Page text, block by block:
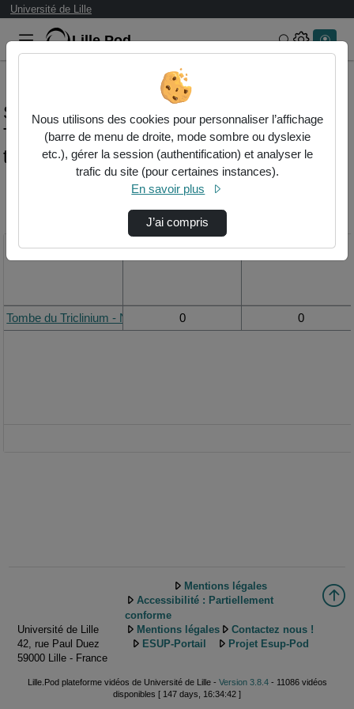
Université de Lille
Lille.Pod Rechercher
Statistiques de visualisation de la vidéo
Tombe du triclinium - nécropole de
tarquinia (italie)
Titre Vue de la journée Vue du mois
Tombe du Triclinium - Nécropole de Tarquinia (Italie)
0 0
Université de Lille
42, rue Paul Duez
59000 Lille - France
Mentions légales
Accessibilité : Partiellement
conforme
Mentions légales
Contactez nous !
ESUP-Portail
Projet Esup-Pod
Lille.Pod plateforme vidéos de Université de Lille - Version 3.8.4- 11086 vidéos
disponibles [ 147 days, 16:34:42 ]
Nous utilisons des cookies pour personnaliser l’affichage
(barre de menu de droite, mode sombre ou dyslexie
etc.), gérer la session (authentification) et analyser le
trafic du site (pour certaines instances).
En savoir plus
J’ai compris